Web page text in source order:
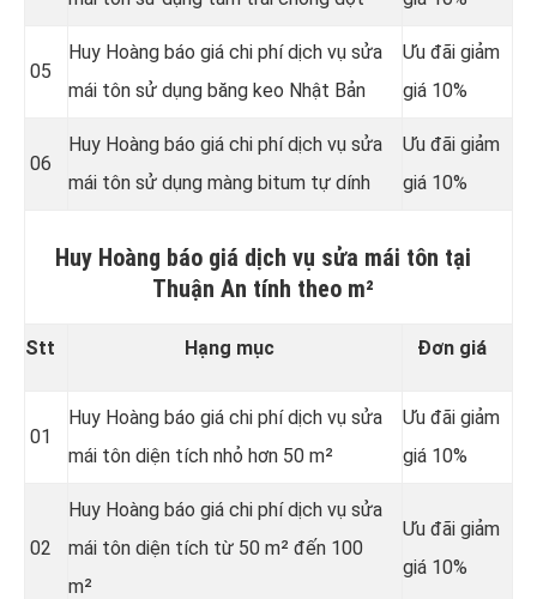
05
Huy Hoàng báo giá chi phí dịch vụ sửa
mái tôn sử dụng băng keo Nhật Bản
Ưu đãi giảm
giá 10%
06
Huy Hoàng báo giá chi phí dịch vụ sửa
mái tôn sử dụng màng bitum tự dính
Ưu đãi giảm
giá 10%
Huy Hoàng báo giá dịch vụ sửa mái tôn tại
Thuận An tính theo m²
Stt Hạng mục Đơn giá
01
Huy Hoàng báo giá chi phí dịch vụ sửa
mái tôn diện tích nhỏ hơn 50 m²
Ưu đãi giảm
giá 10%
02
Huy Hoàng báo giá chi phí dịch vụ sửa
mái tôn diện tích từ 50 m² đến 100
m²
Ưu đãi giảm
giá 10%